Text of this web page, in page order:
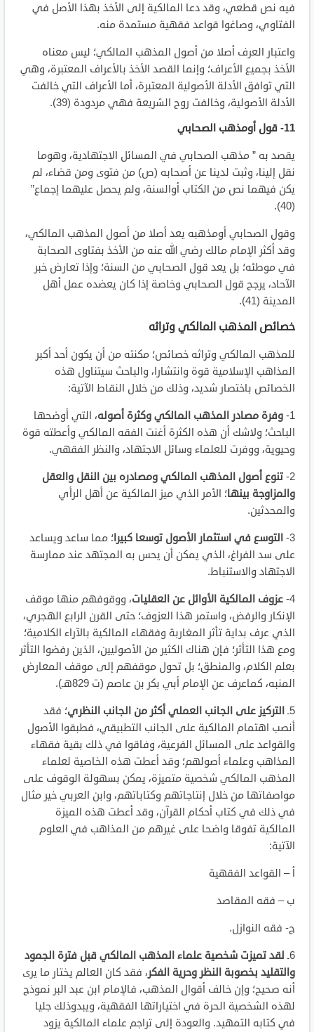
فيه نص قطعي، وقد دعا المالكية إلى الأخذ بهذا الأصل في
الفتاوي، وصاغوا قواعد فقهية مستمدة منه.
واعتبار العرف أصلا من أصول المذهب المالكي؛ ليس معناه
الأخذ بجميع الأعراف؛ وإنما القصد الأخذ بالأعراف المعتبرة، وهي
التي توافق الأدلة الأصولية المعتبرة، أما الأعراف التي خالفت
الأدلة الأصولية، وخالفت روح الشريعة فهي مردودة (39).
11- قول أومذهب الصحابي
يقصد به ” مذهب الصحابي في المسائل الاجتهادية، وهوما
نقل إلينا، وثبت لدينا عن أصحابه (ص) من فتوى ومن قضاء، لم
يكن فيهما نص من الكتاب أوالسنة، ولم يحصل عليهما إجماع”
(40).
وقول الصحابي أومذهبه يعد أصلا من أصول المذهب المالكي،
وقد أكثر الإمام مالك رضي الله عنه من الأخذ بفتاوى الصحابة
في موطئه؛ بل يعد قول الصحابي من السنة؛ وإذا تعارض خبر
الآحاد، يرجح قول الصحابي وخاصة إذا كان يعضده عمل أهل
المدينة (41).
خصائص المذهب المالكي وتراثه
للمذهب المالكي وتراثه خصائص؛ مكنته من أن يكون أحد أكبر
المذاهب الإسلامية قوة وانتشارا، والباحث سيتناول هذه
الخصائص باختصار شديد، وذلك من خلال النقاط الآتية:
1- وفرة مصادر المذهب المالكي وكثرة أصوله، التي أوضحها
الباحث؛ ولاشك أن هذه الكثرة أغنت الفقه المالكي وأعطته قوة
وحيوية، ووفرت للعلماء وسائل الاجتهاد، والنظر الفقهي.
2- تنوع أصول المذهب المالكي ومصادره بين النقل والعقل
والمزاوجة بينها؛ الأمر الذي ميز المالكية عن أهل الرأي
والمحدثين.
3- التوسع في استثمار الأصول توسعا كبيرا؛ مما ساعد ويساعد
على سد الفراغ، الذي يمكن أن يحس به المجتهد عند ممارسة
الاجتهاد والاستنباط.
4- عزوف المالكية الأوائل عن العقليات، ووقوفهم منها موقف
الإنكار والرفض، واستمر هذا العزوف؛ حتى القرن الرابع الهجري،
الذي عرف بداية تأثر المغاربة وفقهاء المالكية بالآراء الكلامية؛
ومع هذا التأثر؛ فإن هناك الكثير من الأصوليين، الذين رفضوا التأثر
بعلم الكلام، والمنطق؛ بل تحول موقفهم إلى موقف المعارض
المنبه، كماعرف عن الإمام أبي بكر بن عاصم (ت 829هـ).
5ـ التركيز على الجانب العملي أكثر من الجانب النظري؛ فقد
أنصب اهتمام المالكية على الجانب التطبيقي، فطبقوا الأصول
والقواعد على المسائل الفرعية، وفاقوا في ذلك بقية فقهاء
المذاهب وعلماء أصولهم؛ وقد أعطت هذه الخاصية لعلماء
المذهب المالكي شخصية متميزة، يمكن بسهولة الوقوف على
مواصفاتها من خلال إنتاجاتهم وكتاباتهم، وابن العربي خير مثال
في ذلك في كتاب أحكام القرآن، وقد أعطت هذه الميزة
المالكية تفوقا واضحا على غيرهم من المذاهب في العلوم
الآتية:
أ – القواعد الفقهية
ب – فقه المقاصد
ج- فقه النوازل.
6ـلقد تميزت شخصية علماء المذهب المالكي قبل فترة الجمود
والتقليد بخصوبة النظر وحرية الفكر، فقد كان العالم يختار ما يرى
أنه صحيح؛ وإن خالف أقوال المذهب، فالإمام ابن عبد البر نموذج
لهذه الشخصية الحرة في اختياراتها الفقهية، ويبدوذلك جليا
في كتابه التمهيد. والعودة إلى تراجم علماء المالكية يزود